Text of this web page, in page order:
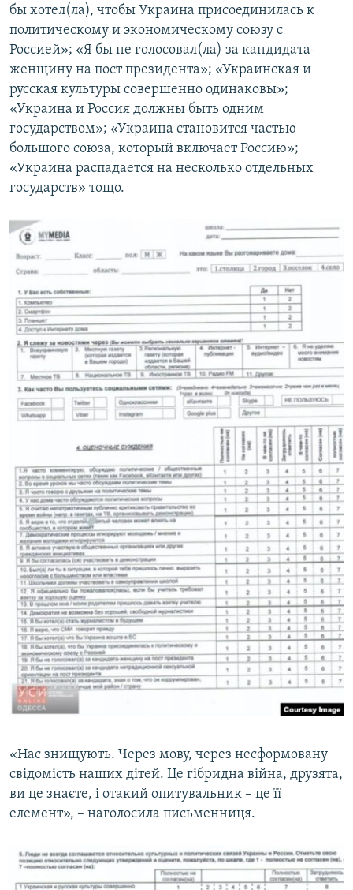
бы хотел(ла), чтобы Украина присоединилась к
политическому и экономическому союзу с
Россией»; «Я бы не голосовал(ла) за кандидата-
женщину на пост президента»; «Украинская и
русская культуры совершенно одинаковы»;
«Украина и Россия должны быть одним
государством»; «Украина становится частью
большого союза, который включает Россию»;
«Украина распадается на несколько отдельных
государств» тощо.
«Нас знищують. Через мову, через несформовану
свідомість наших дітей. Це гібридна війна, друзята,
ви це знаєте, і отакий опитувальник – це її
елемент», – наголосила письменниця.